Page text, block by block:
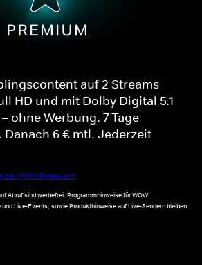
auf 2 Streams
HD und mit Dolby Digital 5.1
ohne Werbung. 7 Tage
6 € mtl. Jederzeit
zu WOW Premium
Abruf sind werbefrei. Programmhinweise für WOW
Live-Events, sowie Produkthinweise auf Live-Sendern bleiben